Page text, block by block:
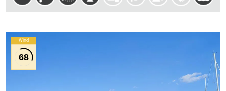
Wind
68